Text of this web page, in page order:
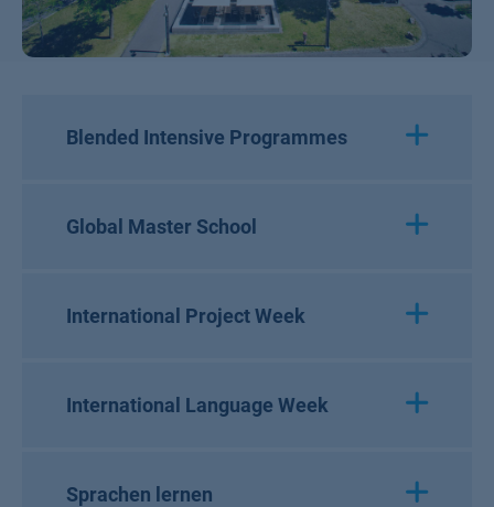
Blended Intensive Programmes
Global Master School
International Project Week
International Language Week
Sprachen lernen